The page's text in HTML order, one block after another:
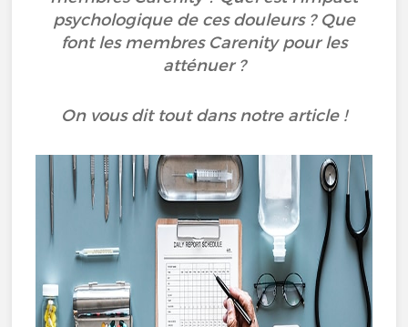
psychologique de ces douleurs ? Que
font les membres Carenity pour les
atténuer ?
On vous dit tout dans notre article !